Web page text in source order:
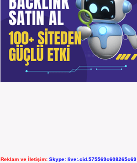
Reklam ve İletişim: Skype: live:.cid.575569c608265c69